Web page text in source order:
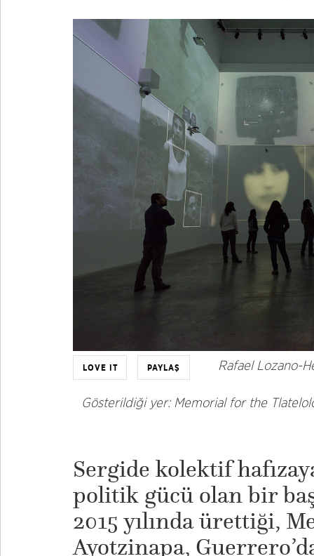
LOVE IT PAYLAŞ Rafael Lozano-
Gösterildiği yer: Memorial for the
Sergide kolektif
politik gücü olan bir
2015 yılında ürettiği,
Ayotzinapa,